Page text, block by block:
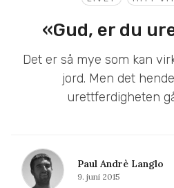
«Gud, er du
Det er så mye som kan
jord. Men det
urettferdigheten
Paul Andrè Langlo
9. juni 2015